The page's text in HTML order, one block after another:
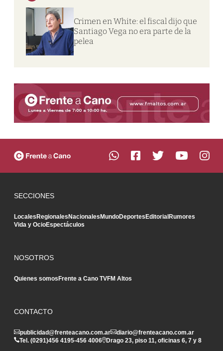
Crimen en White: el fiscal dijo que
Santiago Vega no era parte de la
pelea
SECCIONES
LocalesRegionalesNacionalesMundoDeportesEditorialRumores
Vida y OcioEspectáculos
NOSOTROS
Quienes somosFrente a Cano TVFM Altos
CONTACTO
publicidad@frenteacano.com.ar
diario@frenteacano.com.ar
Tel. (0291)456 4195-456 4006 Drago 23, piso 11, oficinas 6, 7 y 8